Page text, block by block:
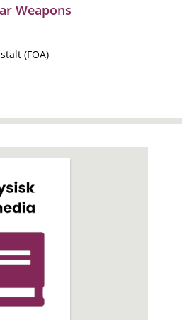
Weapons
(FOA)